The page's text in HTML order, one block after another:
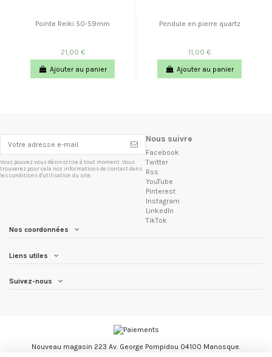
Pointe Reiki 50-59mm
21,00 €
Ajouter au panier
Pendule en pierre quartz
11,00 €
Ajouter au panier
Vous pouvez vous désinscrire à tout moment. Vous
trouverez pour cela nos informations de contact dans
les conditions d'utilisation du site.
Nous suivre
Facebook
Twitter
Rss
YouTube
Pinterest
Instagram
LinkedIn
TikTok
Nos coordonnées
Liens utiles
Suivez-nous
Nouveau magasin 223 Av. George Pompidou 04100 Manosque.